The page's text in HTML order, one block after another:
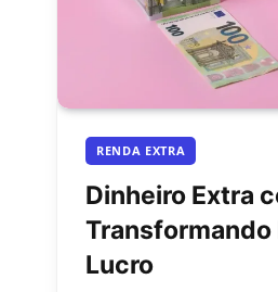
RENDA EXTRA
Dinheiro Extra
Transformando
Lucro